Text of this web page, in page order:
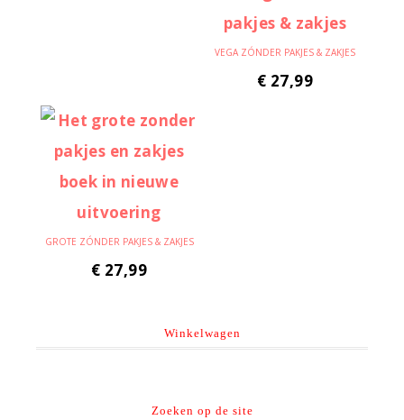
VEGA ZÓNDER PAKJES & ZAKJES
€ 27,99
GROTE ZÓNDER PAKJES & ZAKJES
€ 27,99
Winkelwagen
Zoeken op de site